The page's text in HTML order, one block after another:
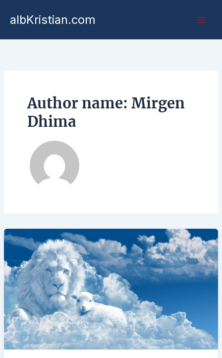
albKristian.com
Author name: Mirgen
Dhima